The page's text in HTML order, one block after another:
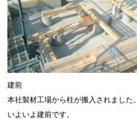
建前
本社製材工場から柱が搬入されました。
いよいよ建前です。